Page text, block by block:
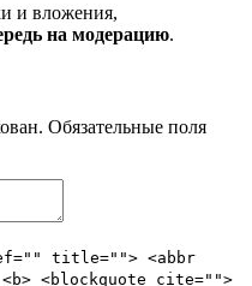
и вложения,
на модерацию.
Обязательные поля
title=""> <abbr
<blockquote cite="">